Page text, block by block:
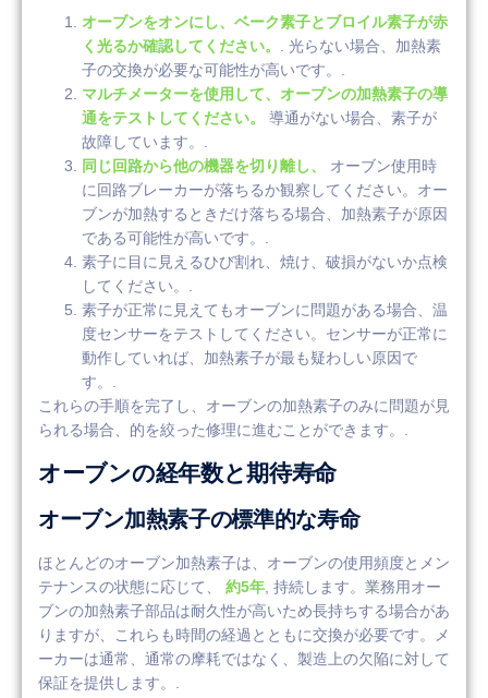
オーブンをオンにし、ベーク素子とブロイル素子が赤
く光るか確認してください。 . 光らない場合、加熱素
子の交換が必要な可能性が高いです。.
マルチメーターを使用して、オーブンの加熱素子の導
通をテストしてください。
導通がない場合、素子が
故障しています。.
同じ回路から他の機器を切り離し、
オーブン使用時
に回路ブレーカーが落ちるか観察してください。オー
ブンが加熱するときだけ落ちる場合、加熱素子が原因
である可能性が高いです。.
素子に目に見えるひび割れ、焼け、破損がないか点検
してください。.
素子が正常に見えてもオーブンに問題がある場合、温
度センサーをテストしてください。センサーが正常に
動作していれば、加熱素子が最も疑わしい原因で
す。.
これらの手順を完了し、オーブンの加熱素子のみに問題が見
られる場合、的を絞った修理に進むことができます。.
オーブンの経年数と期待寿命
オーブン加熱素子の標準的な寿命
ほとんどのオーブン加熱素子は、オーブンの使用頻度とメン
テナンスの状態に応じて、 約5年 , 持続します。業務用オー
ブンの加熱素子部品は耐久性が高いため長持ちする場合があ
りますが、これらも時間の経過とともに交換が必要です。メ
ーカーは通常、通常の摩耗ではなく、製造上の欠陥に対して
保証を提供します。.